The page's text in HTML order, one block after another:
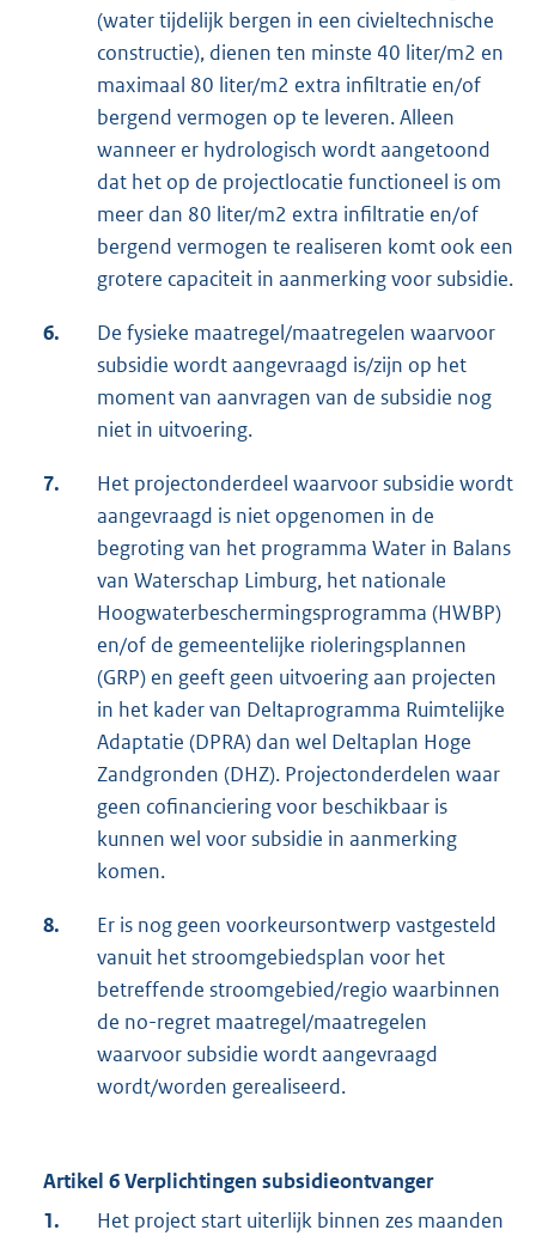
(water tijdelijk bergen in een civieltechnische
constructie), dienen ten minste 40 liter/m2 en
maximaal 80 liter/m2 extra infiltratie en/of
bergend vermogen op te leveren. Alleen
wanneer er hydrologisch wordt aangetoond
dat het op de projectlocatie functioneel is om
meer dan 80 liter/m2 extra infiltratie en/of
bergend vermogen te realiseren komt ook een
grotere capaciteit in aanmerking voor subsidie.
6.
De fysieke maatregel/maatregelen waarvoor
subsidie wordt aangevraagd is/zijn op het
moment van aanvragen van de subsidie nog
niet in uitvoering.
7.
Het projectonderdeel waarvoor subsidie wordt
aangevraagd is niet opgenomen in de
begroting van het programma Water in Balans
van Waterschap Limburg, het nationale
Hoogwaterbeschermingsprogramma (HWBP)
en/of de gemeentelijke rioleringsplannen
(GRP) en geeft geen uitvoering aan projecten
in het kader van Deltaprogramma Ruimtelijke
Adaptatie (DPRA) dan wel Deltaplan Hoge
Zandgronden (DHZ). Projectonderdelen waar
geen cofinanciering voor beschikbaar is
kunnen wel voor subsidie in aanmerking
komen.
8.
Er is nog geen voorkeursontwerp vastgesteld
vanuit het stroomgebiedsplan voor het
betreffende stroomgebied/regio waarbinnen
de no-regret maatregel/maatregelen
waarvoor subsidie wordt aangevraagd
wordt/worden gerealiseerd.
Artikel 6 Verplichtingen subsidieontvanger
1.
Het project start uiterlijk binnen zes maanden